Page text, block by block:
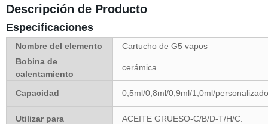
Descripción de Producto
Especificaciones
Nombre del elemento
Cartucho de G5 vapos
Bobina de
calentamiento
cerámica
Capacidad 0,5ml/0,8ml/0,9ml/1,0ml/personalizado
Utilizar para ACEITE GRUESO-C/B/D-T/H/C.